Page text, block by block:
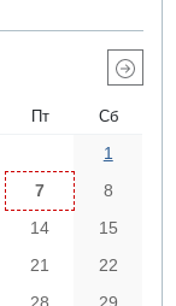
Пт Сб
1
7
8
14
15
21
22